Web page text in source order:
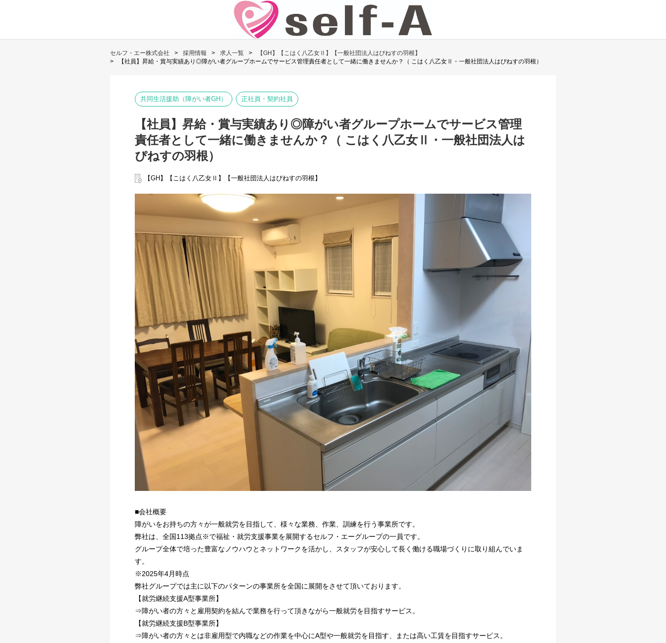
セルフ・エー株式会社 採用情報 求人一覧
【GH】【こはく八乙女Ⅱ】【一般社団法人はぴねすの羽根】
【社員】昇給・賞与実績あり◎障がい者グループホームでサービス管理責任者として一緒に働きませんか？（ こはく八乙女Ⅱ・一般社団法人はぴねすの羽根）
共同生活援助（障がい者GH） 正社員・契約社員
【社員】昇給・賞与実績あり◎障がい者グループホームでサービス管理
責任者として一緒に働きませんか？（ こはく八乙女Ⅱ・一般社団法人は
ぴねすの羽根）
【GH】【こはく八乙女Ⅱ】【一般社団法人はぴねすの羽根】
■会社概要
障がいをお持ちの方々が一般就労を目指して、様々な業務、作業、訓練を行う事業所です。
弊社は、全国113拠点※で福祉・就労支援事業を展開するセルフ・エーグループの一員です。
グループ全体で培った豊富なノウハウとネットワークを活かし、スタッフが安心して長く働ける職場づくりに取り組んでいま
す。
※2025年4月時点
弊社グループでは主に以下のパターンの事業所を全国に展開をさせて頂いております。
【就労継続支援A型事業所】
⇒障がい者の方々と雇用契約を結んで業務を行って頂きながら一般就労を目指すサービス。
【就労継続支援B型事業所】
⇒障がい者の方々とは非雇用型で内職などの作業を中心にA型や一般就労を目指す、または高い工賃を目指すサービス。